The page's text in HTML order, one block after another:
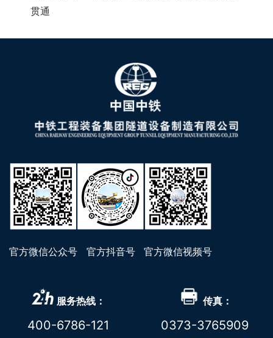
贯通
官方微信公众号 官方抖音号 官方微信视频号
服务热线：
400-6786-121
传真：
0373-3765909